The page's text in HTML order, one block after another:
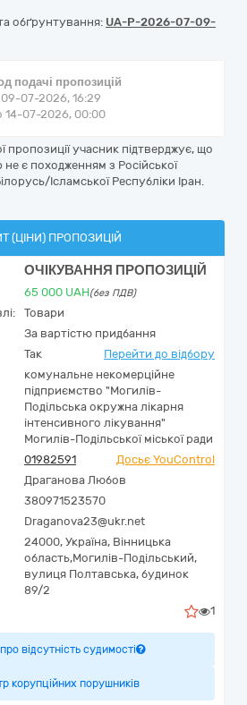
обґрунтування: UA-P-2026-07-09-
подачі пропозицій
07-2026, 16:29
14-07-2026, 00:00
пропозиції учасник підтверджує, що
є походженням з Російської
Ісламської Республіки Іран.
(ЦІНИ) ПРОПОЗИЦІЙ
ОЧІКУВАННЯ ПРОПОЗИЦІЙ
65 000 UAH(без ПДВ)
Товари
За вартістю придбання
Так Перейти до відбору
комунальне некомерційне
підприємство "Могилів-
Подільська окружна лікарня
інтенсивного лікування"
Могилів-Подільської міської ради
01982591
Досьє YouControl
Драганова Любов
380971523570
Draganova23@ukr.net
24000, Україна, Вінницька
область,Могилів-Подільський,
вулиця Полтавська, будинок
89/2
1
відсутність судимості
корупційних порушників